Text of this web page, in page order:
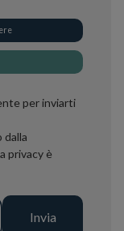
per inviarti
dalla
privacy è